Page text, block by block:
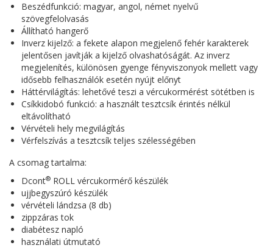
Beszédfunkció: magyar, angol, német nyelvű
szövegfelolvasás
Állítható hangerő
Inverz kijelző: a fekete alapon megjelenő fehér karakterek
jelentősen javítják a kijelző olvashatóságát. Az inverz
megjelenítés, különösen gyenge fényviszonyok mellett vagy
idősebb felhasználók esetén nyújt előnyt
Háttérvilágítás: lehetővé teszi a vércukormérést sötétben is
Csíkkidobó funkció: a használt tesztcsík érintés nélkül
eltávolítható
Vérvételi hely megvilágítás
Vérfelszívás a tesztcsík teljes szélességében
A csomag tartalma:
Dcont® ROLL vércukormérő készülék
ujjbegyszúró készülék
vérvételi lándzsa (8 db)
zippzáras tok
diabétesz napló
használati útmutató